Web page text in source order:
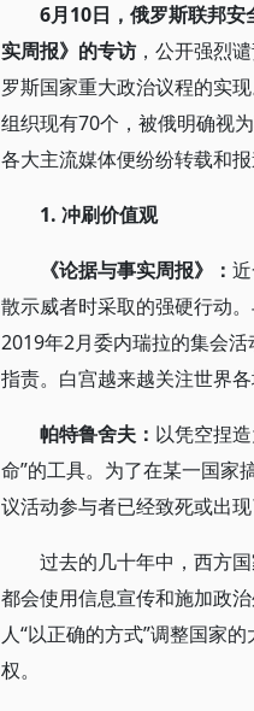
6月10日，俄罗斯联邦
实周报》的专访，公开强烈
罗斯国家重大政治议程的实
组织现有70个，被俄明确视
各大主流媒体便纷纷转载和
1. 冲刷价值观
《论据与事实周报》：
散示威者时采取的强硬行动
2019年2月委内瑞拉的集会
指责。白宫越来越关注世界
帕特鲁舍夫： 以凭空捏
命”的工具。为了在某一国家
议活动参与者已经致死或出现
过去的几十年中，西方
都会使用信息宣传和施加政
人“以正确的方式”调整国家
权。